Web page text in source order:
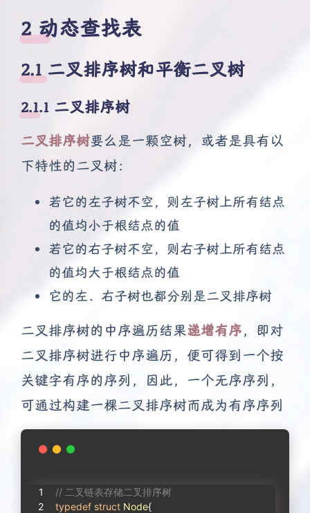
2 动态查找表
2.1 二叉排序树和平衡二叉树
2.1.1 二叉排序树
二叉排序树要么是一颗空树，或者是具有以
下特性的二叉树：
若它的左子树不空，则左子树上所有结点
的值均小于根结点的值
若它的右子树不空，则右子树上所有结点
的值均大于根结点的值
它的左、右子树也都分别是二叉排序树
二叉排序树的中序遍历结果递增有序，即对
二叉排序树进行中序遍历，便可得到一个按
关键字有序的序列，因此，一个无序序列，
可通过构建一棵二叉排序树而成为有序序列
// 二叉链表存储二叉排序树
typedef struct Node{